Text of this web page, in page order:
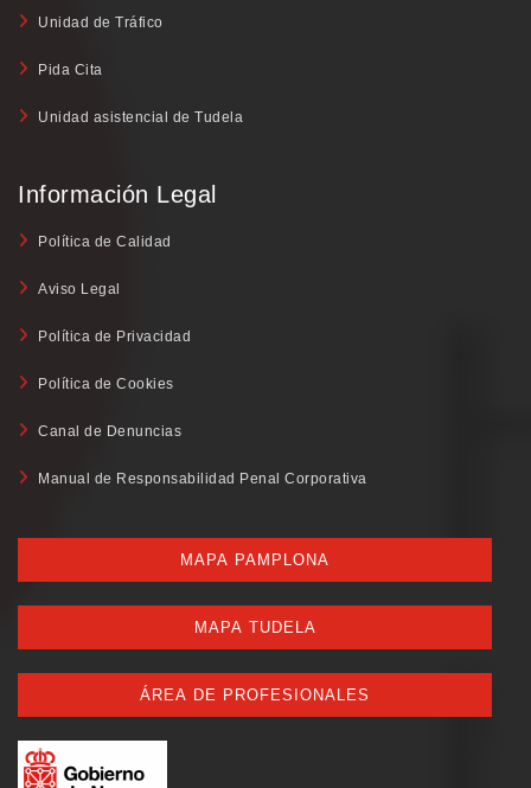
Unidad de Tráfico
Pida Cita
Unidad asistencial de Tudela
Información Legal
Política de Calidad
Aviso Legal
Política de Privacidad
Política de Cookies
Canal de Denuncias
Manual de Responsabilidad Penal Corporativa
MAPA PAMPLONA
MAPA TUDELA
ÁREA DE PROFESIONALES